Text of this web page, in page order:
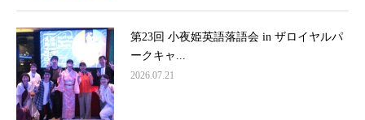
第23回 小夜姫英語落語会 in ザロイヤルパ
ークキャ...
2026.07.21